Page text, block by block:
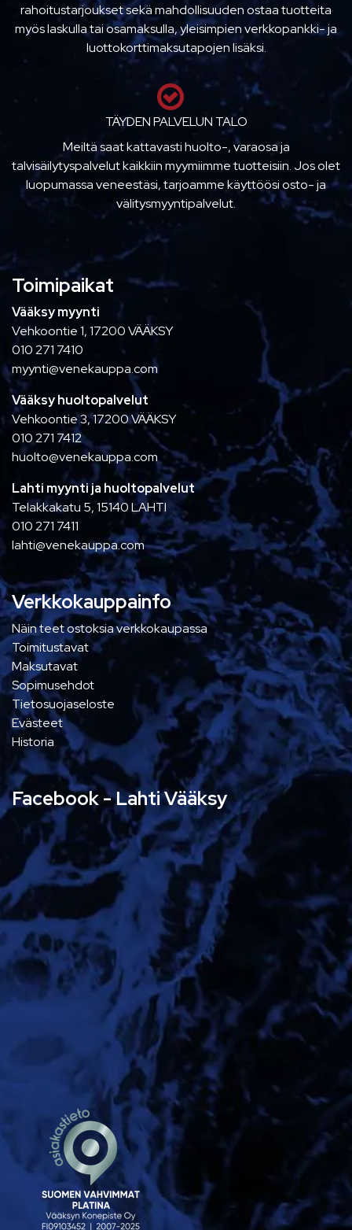
rahoitustarjoukset sekä mahdollisuuden ostaa tuotteita
myös laskulla tai osamaksulla, yleisimpien verkkopankki- ja
luottokorttimaksutapojen lisäksi.
TÄYDEN PALVELUN TALO
Meiltä saat kattavasti huolto-, varaosa ja
talvisäilytyspalvelut kaikkiin myymiimme tuotteisiin. Jos olet
luopumassa veneestäsi, tarjoamme käyttöösi osto- ja
välitysmyyntipalvelut.
Toimipaikat
Vääksy myynti
Vehkoontie 1, 17200 VÄÄKSY
010 271 7410
myynti@venekauppa.com
Vääksy huoltopalvelut
Vehkoontie 3, 17200 VÄÄKSY
010 271 7412
huolto@venekauppa.com
Lahti myynti ja huoltopalvelut
Telakkakatu 5, 15140 LAHTI
010 271 7411
lahti@venekauppa.com
Verkkokauppainfo
Näin teet ostoksia verkkokaupassa
Toimitustavat
Maksutavat
Sopimusehdot
Tietosuojaseloste
Evästeet
Historia
Facebook - Lahti Vääksy